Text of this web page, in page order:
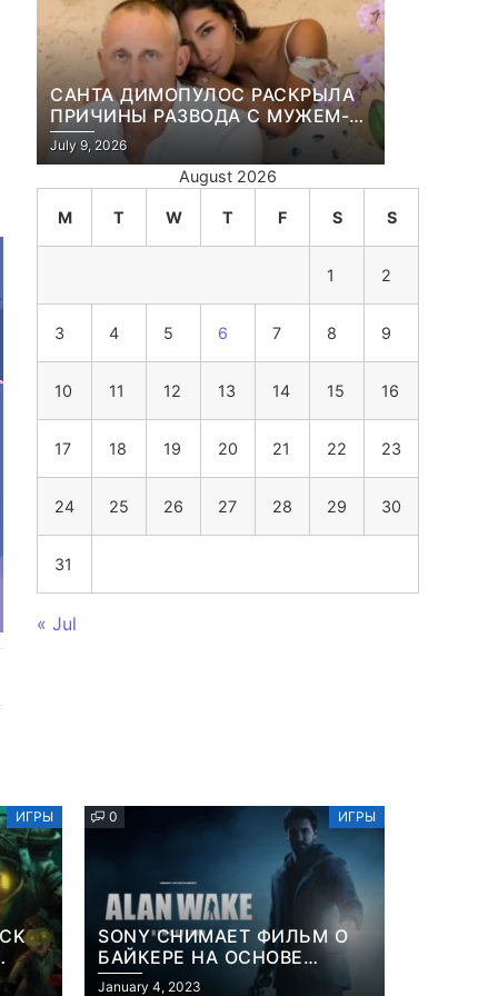
САНТА ДИМОПУЛОС РАСКРЫЛА
ПРИЧИНЫ РАЗВОДА С МУЖЕМ-
БИЗНЕСМЕНОМ
July 9, 2026
August 2026
M T W T F S S
1 2
3 4 5 6 7 8 9
10 11 12 13 14 15 16
17 18 19 20 21 22 23
24 25 26 27 28 29 30
31
« Jul
ИГРЫ 0 ИГРЫ
SONY СНИМАЕТ ФИЛЬМ О
БАЙКЕРЕ НА ОСНОВЕ
ИЗВЕСТНОЙ ВИДЕОИГРЫ
January 4, 2023